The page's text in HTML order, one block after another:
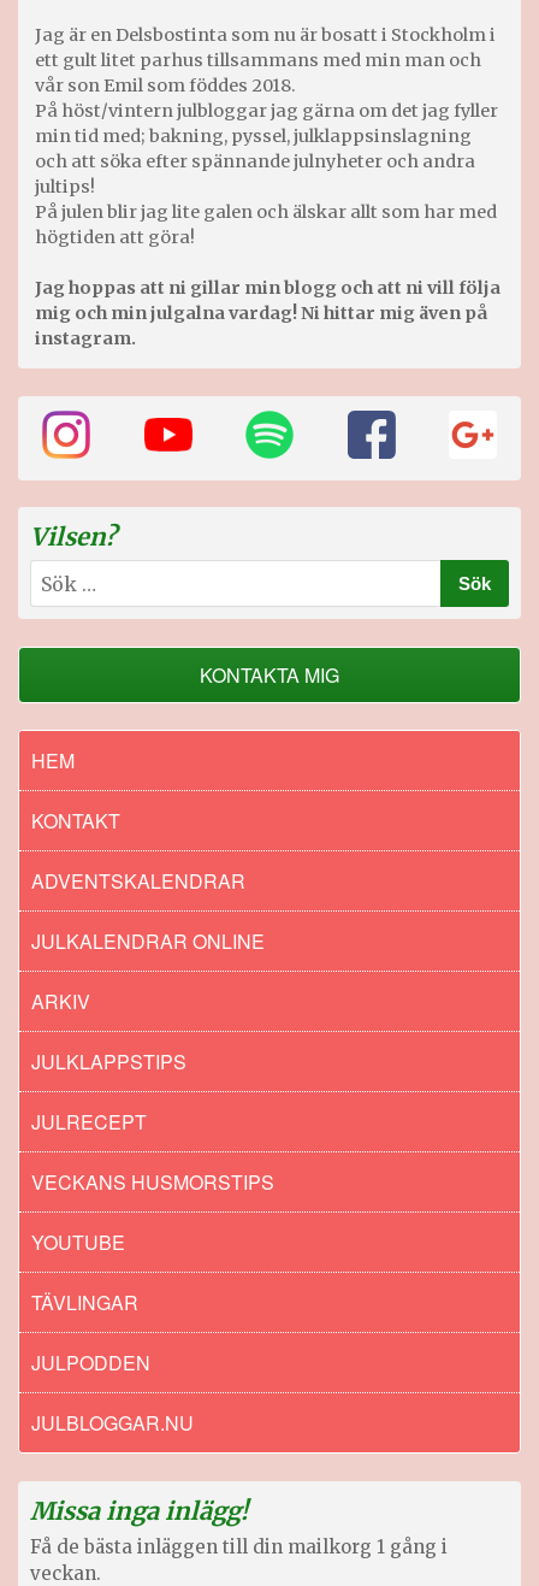
Jag är en Delsbostinta som nu är bosatt i Stockholm i
ett gult litet parhus tillsammans med min man och
vår son Emil som föddes 2018.
På höst/vintern julbloggar jag gärna om det jag fyller
min tid med; bakning, pyssel, julklappsinslagning
och att söka efter spännande julnyheter och andra
jultips!
På julen blir jag lite galen och älskar allt som har med
högtiden att göra!
Jag hoppas att ni gillar min blogg och att ni vill följa
mig och min julgalna vardag! Ni hittar mig även på
instagram.
Vilsen?
Sök
efter:
KONTAKTA MIG
HEM
KONTAKT
ADVENTSKALENDRAR
JULKALENDRAR ONLINE
ARKIV
JULKLAPPSTIPS
JULRECEPT
VECKANS HUSMORSTIPS
YOUTUBE
TÄVLINGAR
JULPODDEN
JULBLOGGAR.NU
Missa inga inlägg!
Få de bästa inläggen till din mailkorg 1 gång i
veckan.